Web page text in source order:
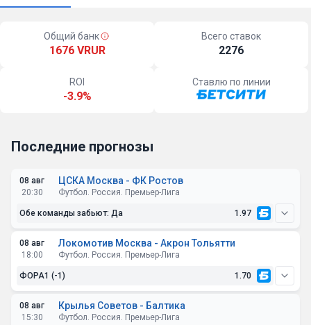
Общий банк
1676 VRUR
Всего ставок
2276
ROI
-3.9%
Ставлю по линии
Последние прогнозы
08 авг
20:30
ЦСКА Москва - ФК Ростов
Футбол. Россия. Премьер-Лига
Обе команды забьют: Да 1.97
ЦСКА Москва
08 авг
18:00
Локомотив Москва - Акрон Тольятти
Футбол. Россия. Премьер-Лига
ФОРА1 (-1) 1.70
08 авг
15:30
Крылья Советов - Балтика
Футбол. Россия. Премьер-Лига